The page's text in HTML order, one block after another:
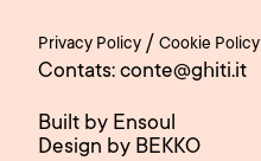
Privacy Policy / Cookie Policy
Contats: conte@ghiti.it
Built by Ensoul
Design by BEKKO